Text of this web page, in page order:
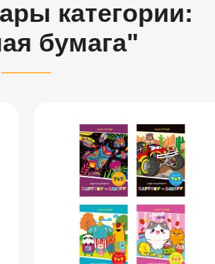
категории:
бумага"